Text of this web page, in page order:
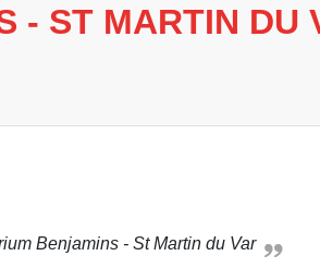
- ST MARTIN DU
Benjamins - St Martin du Var